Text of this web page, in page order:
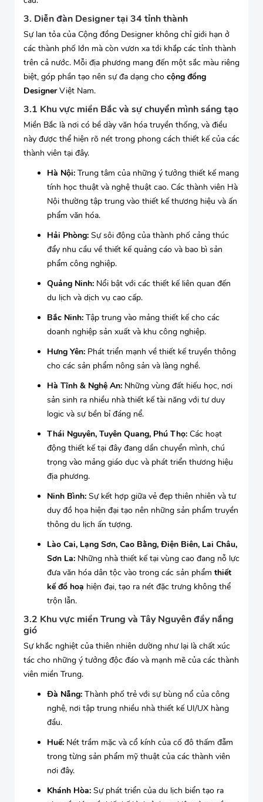
3. Diễn đàn Designer tại 34 tỉnh thành
Sự lan tỏa của Cộng đồng Designer không chỉ giới hạn ở
các thành phố lớn mà còn vươn xa tới khắp các tỉnh thành
trên cả nước. Mỗi địa phương mang đến một sắc màu riêng
biệt, góp phần tạo nên sự đa dạng cho cộng đồng
DesignerViệt Nam.
3.1 Khu vực miền Bắc và sự chuyển mình sáng tạo
Miền Bắc là nơi có bề dày văn hóa truyền thống, và điều
này được thể hiện rõ nét trong phong cách thiết kế của các
thành viên tại đây.
Hà Nội: Trung tâm của những ý tưởng thiết kế mang
tính học thuật và nghệ thuật cao. Các thành viên Hà
Nội thường tập trung vào thiết kế thương hiệu và ấn
phẩm văn hóa.
Hải Phòng: Sự sôi động của thành phố cảng thúc
đẩy nhu cầu về thiết kế quảng cáo và bao bì sản
phẩm công nghiệp.
Quảng Ninh: Nổi bật với các thiết kế liên quan đến
du lịch và dịch vụ cao cấp.
Bắc Ninh: Tập trung vào mảng thiết kế cho các
doanh nghiệp sản xuất và khu công nghiệp.
Hưng Yên: Phát triển mạnh về thiết kế truyền thông
cho các sản phẩm nông sản và làng nghề.
Hà Tĩnh & Nghệ An: Những vùng đất hiếu học, nơi
sản sinh ra nhiều nhà thiết kế tài năng với tư duy
logic và sự bền bỉ đáng nể.
Thái Nguyên, Tuyên Quang, Phú Thọ: Các hoạt
động thiết kế tại đây đang dần chuyển mình, chú
trọng vào mảng giáo dục và phát triển thương hiệu
địa phương.
Ninh Bình: Sự kết hợp giữa vẻ đẹp thiên nhiên và tư
duy đồ họa hiện đại tạo nên những sản phẩm truyền
thông du lịch ấn tượng.
Lào Cai, Lạng Sơn, Cao Bằng, Điện Biên, Lai Châu,
Sơn La: Những nhà thiết kế tại vùng cao đang nỗ lực
đưa văn hóa dân tộc vào trong các sản phẩm thiết
kế đồ hoạ hiện đại, tạo ra nét đặc trưng không thể
trộn lẫn.
3.2 Khu vực miền Trung và Tây Nguyên đầy nắng
gió
Sự khắc nghiệt của thiên nhiên dường như lại là chất xúc
tác cho những ý tưởng độc đáo và mạnh mẽ của các thành
viên miền Trung.
Đà Nẵng: Thành phố trẻ với sự bùng nổ của công
nghệ, nơi tập trung nhiều nhà thiết kế UI/UX hàng
đầu.
Huế: Nét trầm mặc và cổ kính của cố đô thấm đẫm
trong từng sản phẩm mỹ thuật của các thành viên
nơi đây.
Khánh Hòa: Sự phát triển của du lịch biển tạo ra